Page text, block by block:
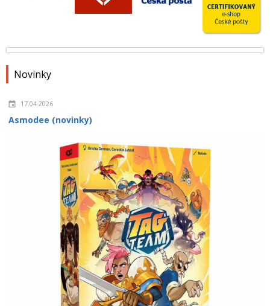
Novinky
17.04.2026
Asmodee (novinky)